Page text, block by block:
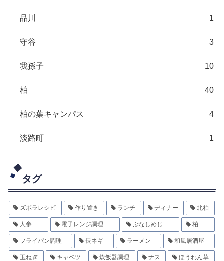
品川 1
守谷 3
我孫子 10
柏 40
柏の葉キャンパス 4
淡路町 1
タグ
ズボラレシピ 作り置き ランチ ディナー 北柏
人参 電子レンジ調理 ぶなしめじ 柏
フライパン調理 長ネギ ラーメン 和風居酒屋
玉ねぎ キャベツ 炊飯器調理 ナス ほうれん草